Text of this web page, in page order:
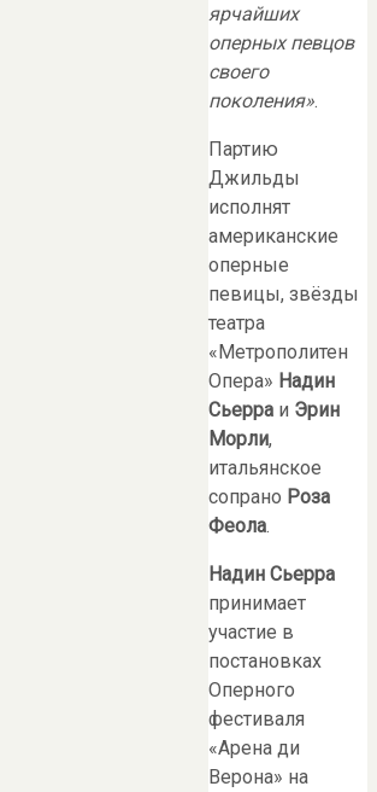
ярчайших
оперных певцов
своего
поколения».
Партию
Джильды
исполнят
американские
оперные
певицы, звёзды
театра
«Метрополитен
Опера» Надин
Сьерра и Эрин
Морли,
итальянское
сопрано Роза
Феола.
Надин Сьерра
принимает
участие в
постановках
Оперного
фестиваля
«Арена ди
Верона» на